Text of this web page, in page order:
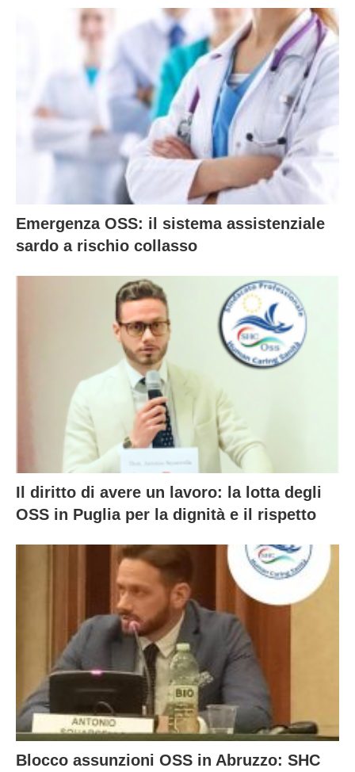
Emergenza OSS: il sistema assistenziale
sardo a rischio collasso
Il diritto di avere un lavoro: la lotta degli
OSS in Puglia per la dignità e il rispetto
Blocco assunzioni OSS in Abruzzo: SHC